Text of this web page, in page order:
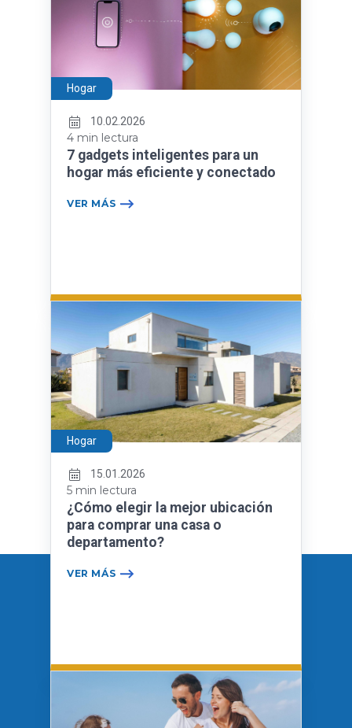
Hogar
10.02.2026
4 min lectura
7 gadgets inteligentes para un
hogar más eficiente y conectado
VER MÁS
Hogar
15.01.2026
5 min lectura
¿Cómo elegir la mejor ubicación
para comprar una casa o
departamento?
VER MÁS